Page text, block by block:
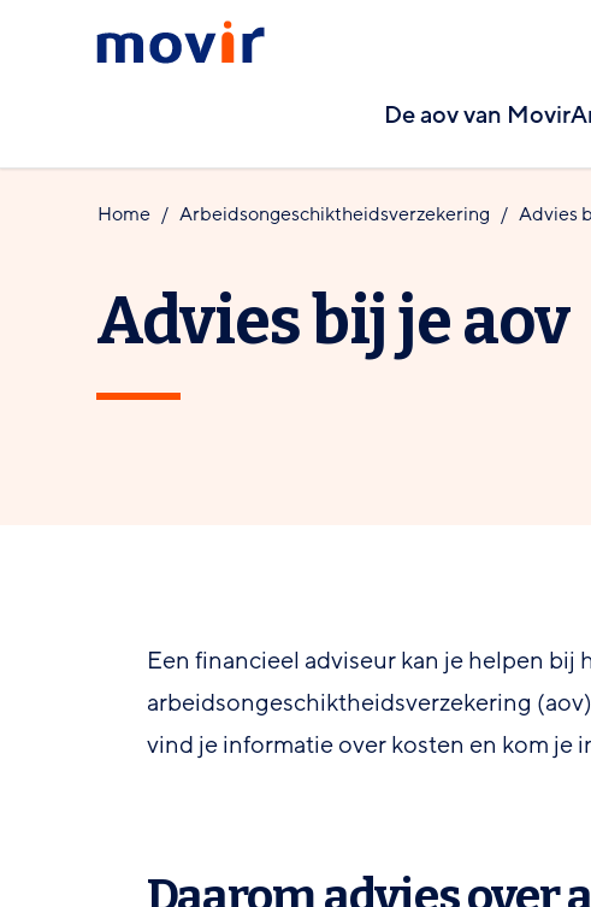
Spring
SpringMovir
naar
de
De aov van Movir
Home Arbeids­ongeschiktheids­verzekering Advies
Advies bij je aov
Een financieel adviseur kan je helpen bij
arbeidsongeschiktheidsverzekering
vind je informatie over kosten en kom je